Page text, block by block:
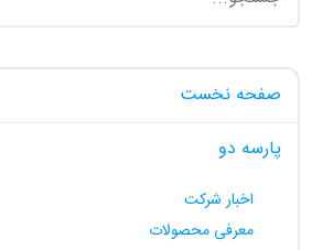
صفحه نخست
پارسه دو
اخبار شرکت
معرفی محصولات